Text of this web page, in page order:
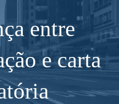
entre
e carta